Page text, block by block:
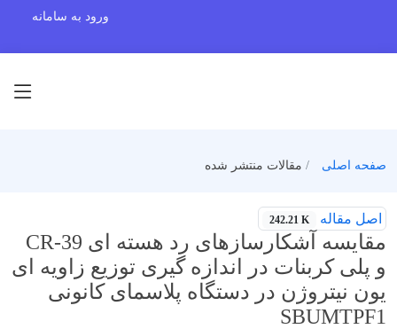
ورود به سامانه
صفحه اصلی مقالات منتشر شده
اصل مقاله 242.21 K
مقایسه آشکارسازهای رد هسته ای 39-CR
و پلی کربنات در اندازه گیری توزیع زاویه ای
یون نیتروژن در دستگاه پلاسمای کانونی
SBUMTPF1